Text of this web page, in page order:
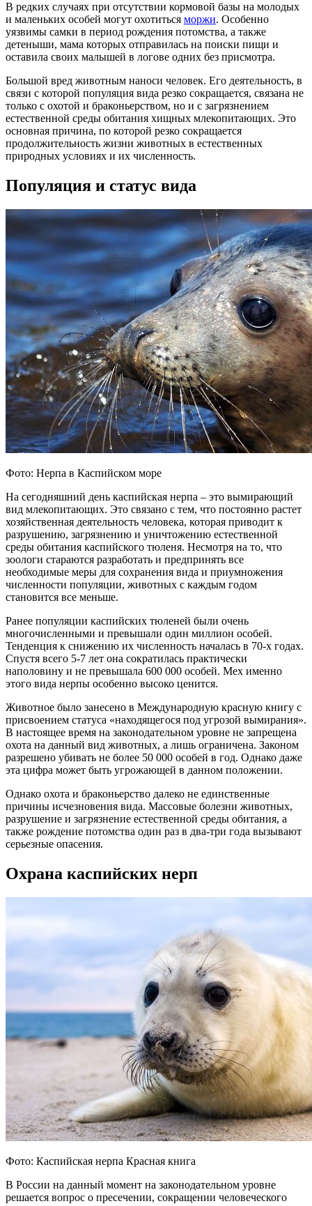
В редких случаях при отсутствии кормовой базы на молодых
и маленьких особей могут охотиться моржи. Особенно
уязвимы самки в период рождения потомства, а также
детеныши, мама которых отправилась на поиски пищи и
оставила своих малышей в логове одних без присмотра.
Большой вред животным наноси человек. Его деятельность, в
связи с которой популяция вида резко сокращается, связана не
только с охотой и браконьерством, но и с загрязнением
естественной среды обитания хищных млекопитающих. Это
основная причина, по которой резко сокращается
продолжительность жизни животных в естественных
природных условиях и их численность.
Популяция и статус вида
Фото: Нерпа в Каспийском море
На сегодняшний день каспийская нерпа – это вымирающий
вид млекопитающих. Это связано с тем, что постоянно растет
хозяйственная деятельность человека, которая приводит к
разрушению, загрязнению и уничтожению естественной
среды обитания каспийского тюленя. Несмотря на то, что
зоологи стараются разработать и предпринять все
необходимые меры для сохранения вида и приумножения
численности популяции, животных с каждым годом
становится все меньше.
Ранее популяции каспийских тюленей были очень
многочисленными и превышали один миллион особей.
Тенденция к снижению их численность началась в 70-х годах.
Спустя всего 5-7 лет она сократилась практически
наполовину и не превышала 600 000 особей. Мех именно
этого вида нерпы особенно высоко ценится.
Животное было занесено в Международную красную книгу с
присвоением статуса «находящегося под угрозой вымирания».
В настоящее время на законодательном уровне не запрещена
охота на данный вид животных, а лишь ограничена. Законом
разрешено убивать не более 50 000 особей в год. Однако даже
эта цифра может быть угрожающей в данном положении.
Однако охота и браконьерство далеко не единственные
причины исчезновения вида. Массовые болезни животных,
разрушение и загрязнение естественной среды обитания, а
также рождение потомства один раз в два-три года вызывают
серьезные опасения.
Охрана каспийских нерп
Фото: Каспийская нерпа Красная книга
В России на данный момент на законодательном уровне
решается вопрос о пресечении, сокращении человеческого